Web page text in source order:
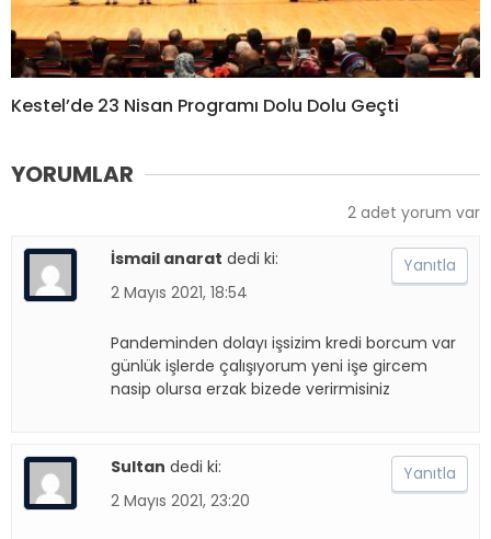
Kestel’de 23 Nisan Programı Dolu Dolu Geçti
YORUMLAR
2 adet yorum var
İsmail anarat dedi ki:
2 Mayıs 2021, 18:54
Pandeminden dolayı işsizim kredi borcum var
günlük işlerde çalışıyorum yeni işe gircem
nasip olursa erzak bizede verirmisiniz
Yanıtla
Sultan dedi ki:
2 Mayıs 2021, 23:20
Yanıtla